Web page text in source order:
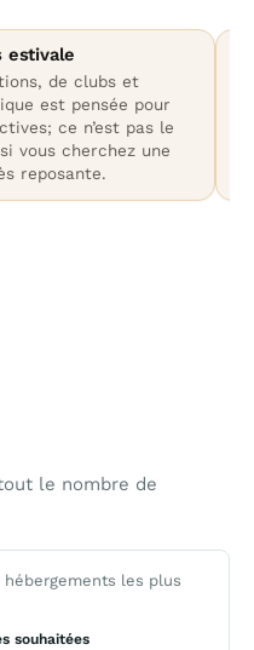
estivale
de clubs et
est pensée pour
ce n’est pas le
vous cherchez une
reposante.
le nombre de
les plus
souhaitées